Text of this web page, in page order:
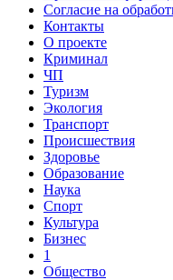
Согласие на
Контакты
О проекте
Криминал
ЧП
Туризм
Экология
Транспорт
Происшествия
Здоровье
Образование
Наука
Спорт
Культура
Бизнес
1
Общество